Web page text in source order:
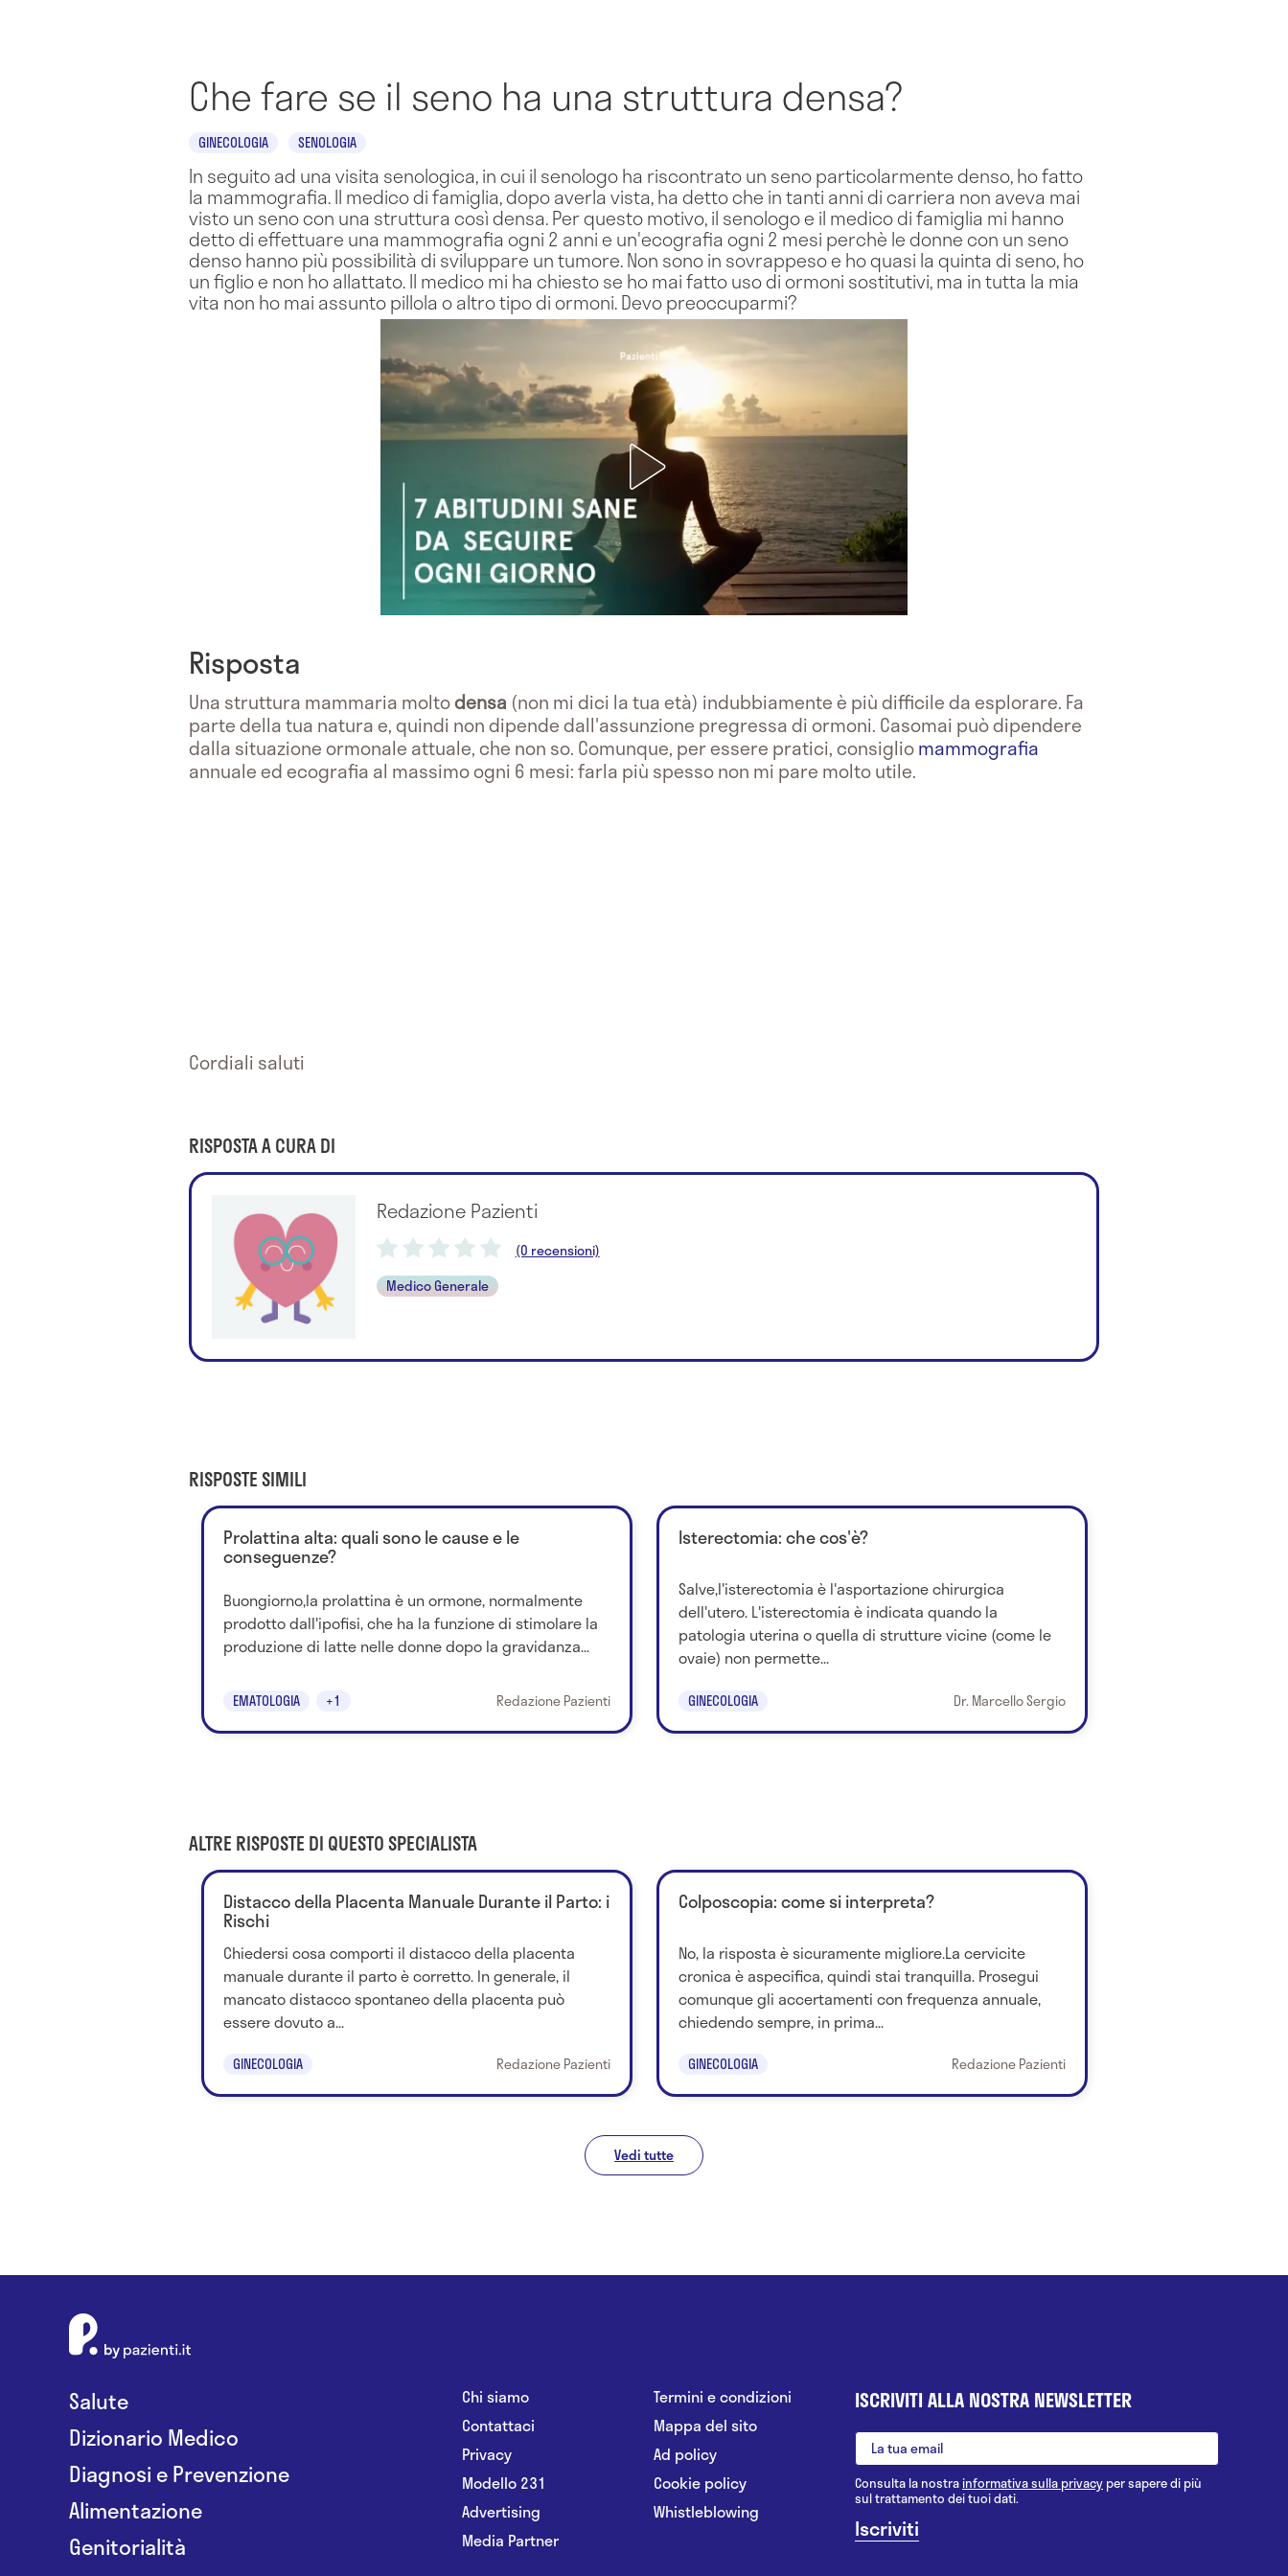
Che fare se il seno ha una struttura densa?
GINECOLOGIA SENOLOGIA
In seguito ad una visita senologica, in cui il senologo ha riscontrato un seno particolarmente denso, ho fatto
la mammografia. Il medico di famiglia, dopo averla vista, ha detto che in tanti anni di carriera non aveva mai
visto un seno con una struttura così densa. Per questo motivo, il senologo e il medico di famiglia mi hanno
detto di effettuare una mammografia ogni 2 anni e un'ecografia ogni 2 mesi perchè le donne con un seno
denso hanno più possibilità di sviluppare un tumore. Non sono in sovrappeso e ho quasi la quinta di seno, ho
un figlio e non ho allattato. Il medico mi ha chiesto se ho mai fatto uso di ormoni sostitutivi, ma in tutta la mia
vita non ho mai assunto pillola o altro tipo di ormoni. Devo preoccuparmi?
Risposta
Una struttura mammaria moltodensa (non mi dici la tua età) indubbiamente è più difficile da esplorare. Fa
parte della tua natura e, quindi non dipende dall'assunzione pregressa di ormoni. Casomai può dipendere
dalla situazione ormonale attuale, che non so. Comunque, per essere pratici, consigliomammografia
annuale ed ecografia al massimo ogni 6 mesi: farla più spesso non mi pare molto utile.
Cordiali saluti
RISPOSTA A CURA DI
Redazione Pazienti
(0 recensioni)
Medico Generale
RISPOSTE SIMILI
Prolattina alta: quali sono le cause e le
conseguenze?
Buongiorno,la prolattina è un ormone, normalmente
prodotto dall'ipofisi, che ha la funzione di stimolare la
produzione di latte nelle donne dopo la gravidanza...
EMATOLOGIA +1 Redazione Pazienti
Isterectomia: che cos'è?
Salve,l'isterectomia è l'asportazione chirurgica
dell'utero. L'isterectomia è indicata quando la
patologia uterina o quella di strutture vicine (come le
ovaie) non permette...
GINECOLOGIA Dr. Marcello Sergio
ALTRE RISPOSTE DI QUESTO SPECIALISTA
Distacco della Placenta Manuale Durante il Parto: i
Rischi
Chiedersi cosa comporti il distacco della placenta
manuale durante il parto è corretto. In generale, il
mancato distacco spontaneo della placenta può
essere dovuto a...
GINECOLOGIA Redazione Pazienti
Colposcopia: come si interpreta?
No, la risposta è sicuramente migliore.La cervicite
cronica è aspecifica, quindi stai tranquilla. Prosegui
comunque gli accertamenti con frequenza annuale,
chiedendo sempre, in prima...
GINECOLOGIA Redazione Pazienti
Vedi tutte
Salute
Dizionario Medico
Diagnosi e Prevenzione
Alimentazione
Genitorialità
Chi siamo
Contattaci
Privacy
Modello 231
Advertising
Media Partner
Termini e condizioni
Mappa del sito
Ad policy
Cookie policy
Whistleblowing
ISCRIVITI ALLA NOSTRA NEWSLETTER
Consulta la nostrainformativa sulla privacy per sapere di più
sul trattamento dei tuoi dati.